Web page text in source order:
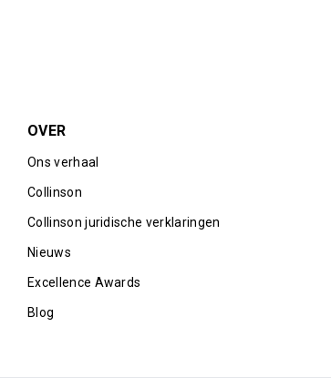
OVER
Ons verhaal
Collinson
Collinson juridische verklaringen
Nieuws
Excellence Awards
Blog